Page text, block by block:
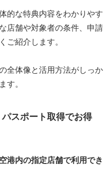
的な特典内容をわかりやす
店舗や対象者の条件、申請
ご紹介します。
全体像と活用方法がしっか
す。
スポート取得でお得
空港内の指定店舗で利用でき